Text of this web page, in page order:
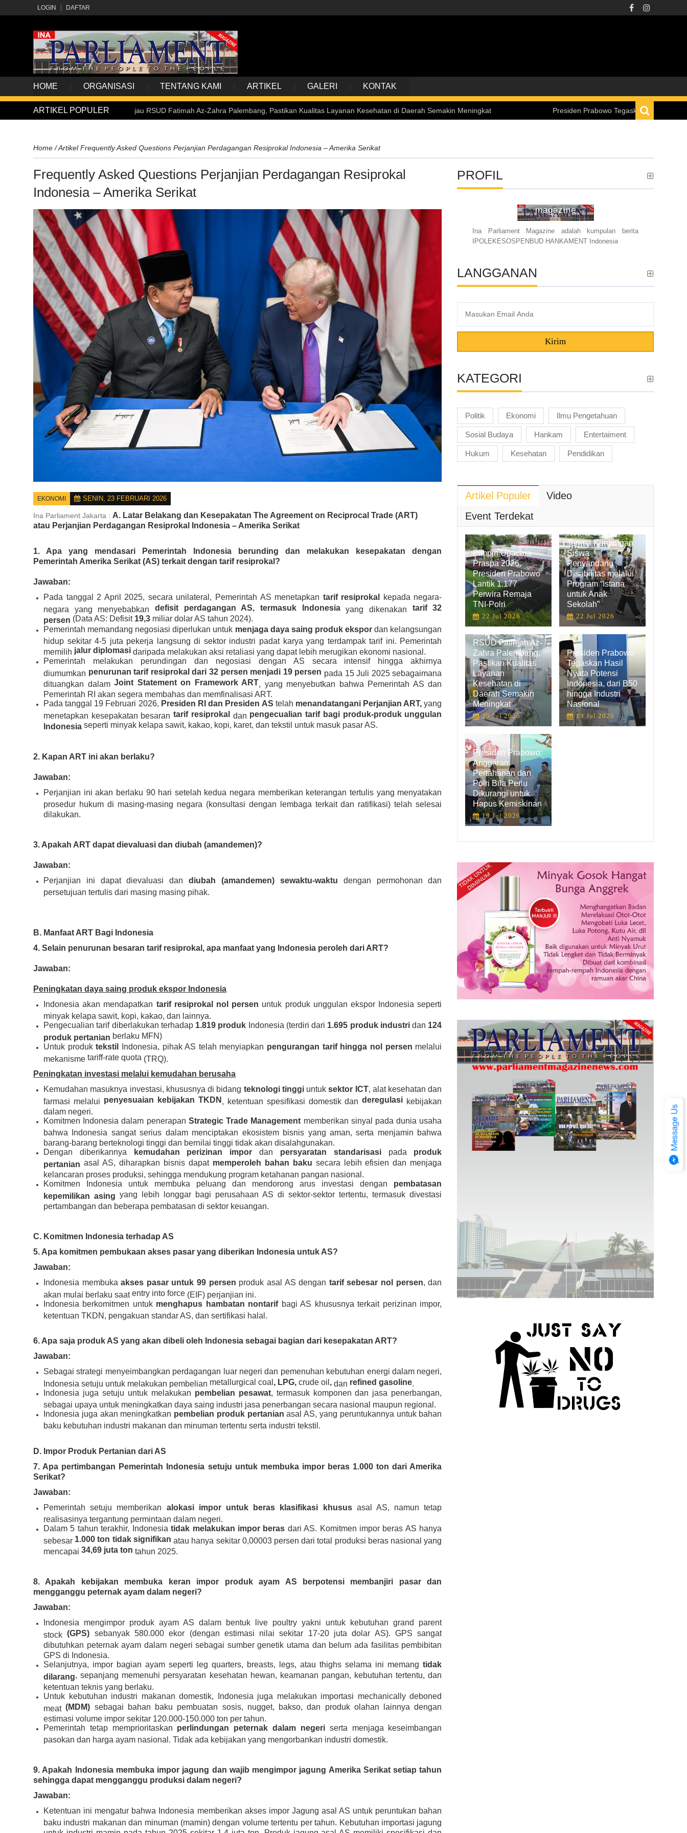
LOGIN DAFTAR
HOME ORGANISASI TENTANG KAMI ARTIKEL GALERI KONTAK
ARTIKEL POPULER
Wapres Tinjau RSUD Fatimah Az-Zahra Palembang, Pastikan Kualitas Layanan Kesehatan di Daerah Semakin Meningkat Presiden Prabowo Tegaskan Hasil Nyata Potensi
Home /Artikel Frequently Asked Questions Perjanjian Perdagangan Resiprokal Indonesia – Amerika Serikat
Frequently Asked Questions Perjanjian Perdagangan Resiprokal
Indonesia – Amerika Serikat
EKONOMI SENIN, 23 FEBRUARI 2026
Ina Parliament Jakarta : A. Latar Belakang dan Kesepakatan The Agreement on Reciprocal Trade (ART)
atau Perjanjian Perdagangan Resiprokal Indonesia – Amerika Serikat
1. Apa yang mendasari Pemerintah Indonesia berunding dan melakukan kesepakatan dengan
Pemerintah Amerika Serikat (AS) terkait dengan tarif resiprokal?
Jawaban:
Pada tanggal 2 April 2025, secara unilateral, Pemerintah AS menetapkan tarif resiprokal kepada negara-
negara yang menyebabkan defisit perdagangan AS, termasuk Indonesiayang dikenakan tarif 32
persen (Data AS: Defisit 19,3 miliar dolar AS tahun 2024).
Pemerintah memandang negosiasi diperlukan untuk menjaga daya saing produk ekspor dan kelangsungan
hidup sekitar 4-5 juta pekerja langsung di sektor industri padat karya yang terdampak tarif ini. Pemerintah
memilih jalur diplomasi daripada melakukan aksi retaliasi yang dapat lebih merugikan ekonomi nasional.
Pemerintah melakukan perundingan dan negosiasi dengan AS secara intensif hingga akhirnya
diumumkan penurunan tarif resiprokal dari 32 persen menjadi 19 persen pada 15 Juli 2025 sebagaimana
dituangkan dalamJoint Statement on Framework ART , yang menyebutkan bahwa Pemerintah AS dan
Pemerintah RI akan segera membahas dan memfinalisasi ART.
Pada tanggal 19 Februari 2026, Presiden RI dan Presiden AS telah menandatangani Perjanjian ART,yang
menetapkan kesepakatan besarantarif resiprokal dan pengecualian tarif bagi produk-produk unggulan
Indonesia seperti minyak kelapa sawit, kakao, kopi, karet, dan tekstil untuk masuk pasar AS.
2. Kapan ART ini akan berlaku?
Jawaban:
Perjanjian ini akan berlaku 90 hari setelah kedua negara memberikan keterangan tertulis yang menyatakan
prosedur hukum di masing-masing negara (konsultasi dengan lembaga terkait dan ratifikasi) telah selesai
dilakukan.
3. Apakah ART dapat dievaluasi dan diubah (amandemen)?
Jawaban:
Perjanjian ini dapat dievaluasi dandiubah (amandemen) sewaktu-waktu dengan permohonan dan
persetujuan tertulis dari masing masing pihak.
B. Manfaat ART Bagi Indonesia
4. Selain penurunan besaran tarif resiprokal, apa manfaat yang Indonesia peroleh dari ART?
Jawaban:
Peningkatan daya saing produk ekspor Indonesia
Indonesia akan mendapatkan tarif resiprokal nol persen untuk produk unggulan ekspor Indonesia seperti
minyak kelapa sawit, kopi, kakao, dan lainnya.
Pengecualian tarif diberlakukan terhadap 1.819 produk Indonesia (terdiri dari 1.695 produk industridan 124
produk pertanian berlaku MFN)
Untuk produktekstil Indonesia, pihak AS telah menyiapkan pengurangan tarif hingga nol persen melalui
mekanisme tariff-rate quota (TRQ).
Peningkatan investasi melalui kemudahan berusaha
Kemudahan masuknya investasi, khususnya di bidang teknologi tinggi untuksektor ICT, alat kesehatan dan
farmasi melalui penyesuaian kebijakan TKDN , ketentuan spesifikasi domestik danderegulasi kebijakan
dalam negeri.
Komitmen Indonesia dalam penerapan Strategic Trade Management memberikan sinyal pada dunia usaha
bahwa Indonesia sangat serius dalam menciptakan ekosistem bisnis yang aman, serta menjamin bahwa
barang-barang berteknologi tinggi dan bernilai tinggi tidak akan disalahgunakan.
Dengan diberikannya kemudahan perizinan impordan persyaratan standarisasi pada produk
pertanian asal AS, diharapkan bisnis dapat memperoleh bahan baku secara lebih efisien dan menjaga
kelancaran proses produksi, sehingga mendukung program ketahanan pangan nasional.
Komitmen Indonesia untuk membuka peluang dan mendorong arus investasi dengan pembatasan
kepemilikan asing yang lebih longgar bagi perusahaan AS di sektor-sektor tertentu, termasuk divestasi
pertambangan dan beberapa pembatasan di sektor keuangan.
C. Komitmen Indonesia terhadap AS
5. Apa komitmen pembukaan akses pasar yang diberikan Indonesia untuk AS?
Jawaban:
Indonesia membukaakses pasar untuk 99 persen produk asal AS dengan tarif sebesar nol persen, dan
akan mulai berlaku saat entry into force (EIF) perjanjian ini.
Indonesia berkomitmen untuk menghapus hambatan nontarif bagi AS khususnya terkait perizinan impor,
ketentuan TKDN, pengakuan standar AS, dan sertifikasi halal.
6. Apa saja produk AS yang akan dibeli oleh Indonesia sebagai bagian dari kesepakatan ART?
Jawaban:
Sebagai strategi menyeimbangkan perdagangan luar negeri dan pemenuhan kebutuhan energi dalam negeri,
Indonesia setuju untuk melakukan pembelian metallurgical coal , LPG, crude oil , dan refined gasoline
Indonesia juga setuju untuk melakukan pembelian pesawat, termasuk komponen dan jasa penerbangan,
sebagai upaya untuk meningkatkan daya saing industri jasa penerbangan secara nasional maupun regional.
Indonesia juga akan meningkatkan pembelian produk pertanian asal AS, yang peruntukannya untuk bahan
baku kebutuhan industri makanan dan minuman tertentu serta industri tekstil.
D. Impor Produk Pertanian dari AS
7. Apa pertimbangan Pemerintah Indonesia setuju untuk membuka impor beras 1.000 ton dari Amerika
Serikat?
Jawaban:
Pemerintah setuju memberikan alokasi impor untuk beras klasifikasi khususasal AS, namun tetap
realisasinya tergantung permintaan dalam negeri.
Dalam 5 tahun terakhir, Indonesiatidak melakukan impor beras dari AS. Komitmen impor beras AS hanya
sebesar 1.000 ton tidak signifikan atau hanya sekitar 0,00003 persen dari total produksi beras nasional yang
mencapai 34,69 juta ton tahun 2025.
8. Apakah kebijakan membuka keran impor produk ayam AS berpotensi membanjiri pasar dan
mengganggu peternak ayam dalam negeri?
Jawaban:
Indonesia mengimpor produk ayam AS dalam bentuk
live poultry yakni untuk kebutuhangrand parent
stock (GPS) sebanyak 580.000 ekor (dengan estimasi nilai sekitar 17-20 juta dolar AS). GPS sangat
dibutuhkan peternak ayam dalam negeri sebagai sumber genetik utama dan belum ada fasilitas pembibitan
GPS di Indonesia.
Selanjutnya, impor bagian ayam seperti leg quarters, breasts, legs, atauthighs selama ini memangtidak
dilarang, sepanjang memenuhi persyaratan kesehatan hewan, keamanan pangan, kebutuhan tertentu, dan
ketentuan teknis yang berlaku.
Untuk kebutuhan industri makanan domestik, Indonesia juga melakukan importasi mechanically deboned
meat(MDM) sebagai bahan baku pembuatan sosis, nugget, bakso, dan produk olahan lainnya dengan
estimasi volume impor sekitar 120.000-150.000 ton per tahun.
Pemerintah tetap memprioritaskan perlindungan peternak dalam negeri serta menjaga keseimbangan
pasokan dan harga ayam nasional. Tidak ada kebijakan yang mengorbankan industri domestik.
9. Apakah Indonesia membuka impor jagung dan wajib mengimpor jagung Amerika Serikat setiap tahun
sehingga dapat mengganggu produksi dalam negeri?
Jawaban:
Ketentuan ini mengatur bahwa Indonesia memberikan akses impor Jagung asal AS untuk peruntukan bahan
baku industri makanan dan minuman (mamin) dengan volume tertentu per tahun. Kebutuhan importasi jagung
PROFIL
magazine
Ina Parliament Magazine adalah kumpulan berita
IPOLEKESOSPENBUD HANKAMENT Indonesia
LANGGANAN
Kirim
KATEGORI
Politik Ekonomi Ilmu Pengetahuan
Sosial Budaya Hankam Entertaiment
Hukum Kesehatan Pendidikan
Artikel Populer
Video
Event Terdekat
Pimpin Upacara
Praspa 2026,
Presiden Prabowo
Lantik 1.177
Perwira Remaja
TNI-Polri
22 Jul 2026
Hadirkan
Kemensetneg
Terima Kunjungan
Siswa
Penyandang
Disabilitas melalui
Program “Istana
untuk Anak
Sekolah”
22 Jul 2026
Wapres Tinjau
RSUD Fatimah Az-
Zahra Palembang,
Pastikan Kualitas
Layanan
Kesehatan di
Daerah Semakin
Meningkat
20 Jul 2026
Presiden Prabowo
Tegaskan Hasil
Nyata Potensi
Indonesia, dari B50
hingga Industri
Nasional
19 Jul 2026
Presiden Prabowo:
Anggaran
Pertahanan dan
Polri Bila Perlu
Dikurangi untuk
Hapus Kemiskinan
19 Jul 2026